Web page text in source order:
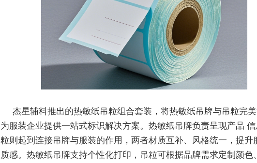
杰星辅料推出的热敏纸吊粒组合套装，将热敏纸吊牌与吊粒完美
为服装企业提供一站式标识解决方案。热敏纸吊牌负责呈现产品 信
粒则起到连接吊牌与服装的作用，两者材质互补、风格统一，提升
质感。热敏纸吊牌支持个性化打印，吊粒可根据品牌需求定制颜色